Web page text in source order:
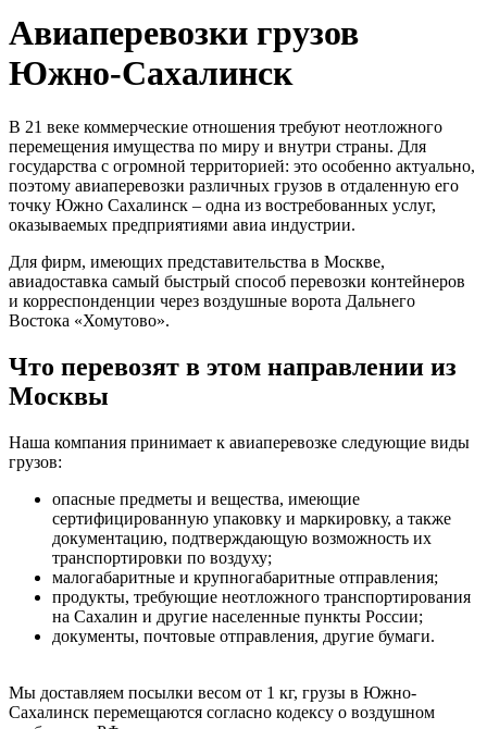
Авиаперевозки грузов
Южно-Сахалинск
В 21 веке коммерческие отношения требуют неотложного
перемещения имущества по миру и внутри страны. Для
государства с огромной территорией: это особенно актуально,
поэтому авиаперевозки различных грузов в отдаленную его
точку Южно Сахалинск – одна из востребованных услуг,
оказываемых предприятиями авиа индустрии.
Для фирм, имеющих представительства в Москве,
авиадоставка самый быстрый способ перевозки контейнеров
и корреспонденции через воздушные ворота Дальнего
Востока «Хомутово».
Что перевозят в этом направлении из
Москвы
Наша компания принимает к авиаперевозке следующие виды
грузов:
опасные предметы и вещества, имеющие
сертифицированную упаковку и маркировку, а также
документацию, подтверждающую возможность их
транспортировки по воздуху;
малогабаритные и крупногабаритные отправления;
продукты, требующие неотложного транспортирования
на Сахалин и другие населенные пункты России;
документы, почтовые отправления, другие бумаги.
Мы доставляем посылки весом от 1 кг, грузы в Южно-
Сахалинск перемещаются согласно кодексу о воздушном